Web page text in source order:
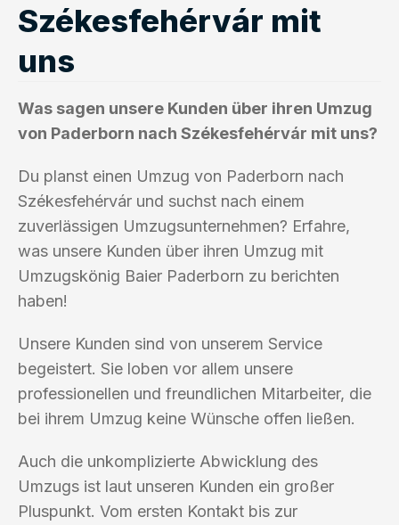
Székesfehérvár mit
uns
Was sagen unsere Kunden über ihren Umzug
von Paderborn nach Székesfehérvár mit uns?
Du planst einen Umzug von Paderborn nach
Székesfehérvár und suchst nach einem
zuverlässigen Umzugsunternehmen? Erfahre,
was unsere Kunden über ihren Umzug mit
Umzugskönig Baier Paderborn zu berichten
haben!
Unsere Kunden sind von unserem Service
begeistert. Sie loben vor allem unsere
professionellen und freundlichen Mitarbeiter, die
bei ihrem Umzug keine Wünsche offen ließen.
Auch die unkomplizierte Abwicklung des
Umzugs ist laut unseren Kunden ein großer
Pluspunkt. Vom ersten Kontakt bis zur